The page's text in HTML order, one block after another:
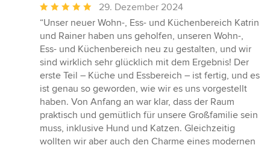
Durchschnittliche
Bewertung:
5
von
5
Sternen
29. Dezember 2024
“Unser neuer Wohn-, Ess- und Küchenbereich Katrin
und Rainer haben uns geholfen, unseren Wohn-,
Ess- und Küchenbereich neu zu gestalten, und wir
sind wirklich sehr glücklich mit dem Ergebnis! Der
erste Teil – Küche und Essbereich – ist fertig, und es
ist genau so geworden, wie wir es uns vorgestellt
haben. Von Anfang an war klar, dass der Raum
praktisch und gemütlich für unsere Großfamilie sein
muss, inklusive Hund und Katzen. Gleichzeitig
wollten wir aber auch den Charme eines modernen